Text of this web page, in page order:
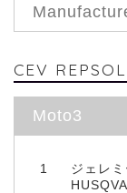
CEV
Moto3
1
ジェレミ